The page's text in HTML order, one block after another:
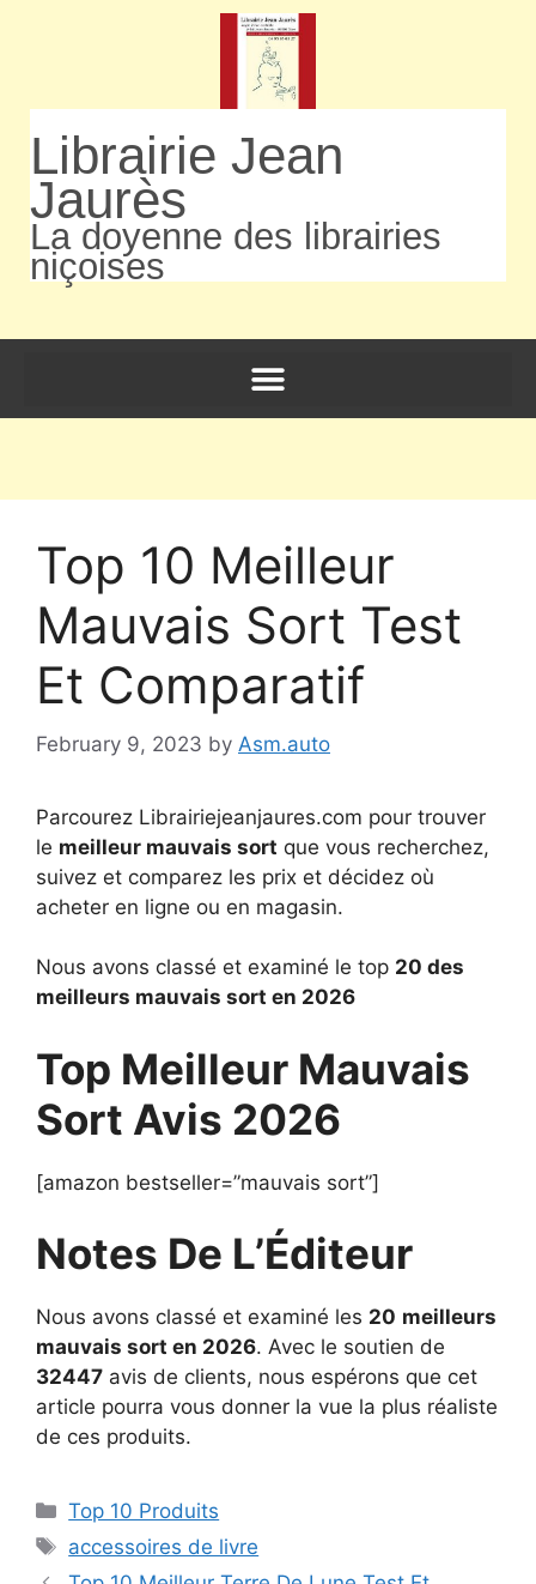
Librairie Jean
Jaurès
La doyenne des librairies
niçoises
Top 10 Meilleur
Mauvais Sort Test
Et Comparatif
February 9, 2023 by Asm.auto
Parcourez Librairiejeanjaures.com pour trouver
le meilleur mauvais sort que vous recherchez,
suivez et comparez les prix et décidez où
acheter en ligne ou en magasin.
Nous avons classé et examiné le top 20 des
meilleurs mauvais sort en 2026
Top Meilleur Mauvais
Sort Avis 2026
[amazon bestseller=”mauvais sort”]
Notes De L’Éditeur
Nous avons classé et examiné les 20 meilleurs
mauvais sort en 2026. Avec le soutien de
32447 avis de clients, nous espérons que cet
article pourra vous donner la vue la plus réaliste
de ces produits.
Top 10 Produits
accessoires de livre